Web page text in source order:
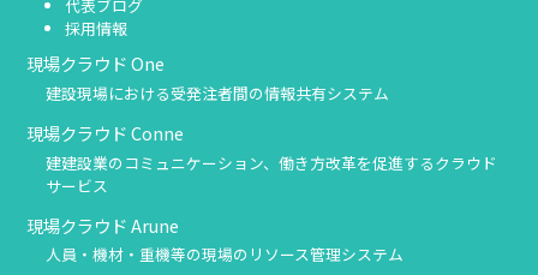
代表ブログ
採用情報
現場クラウド One
建設現場における受発注者間の情報共有システム
現場クラウド Conne
建建設業のコミュニケーション、働き方改革を促進するクラウド
サービス
現場クラウド Arune
人員・機材・重機等の現場のリソース管理システム